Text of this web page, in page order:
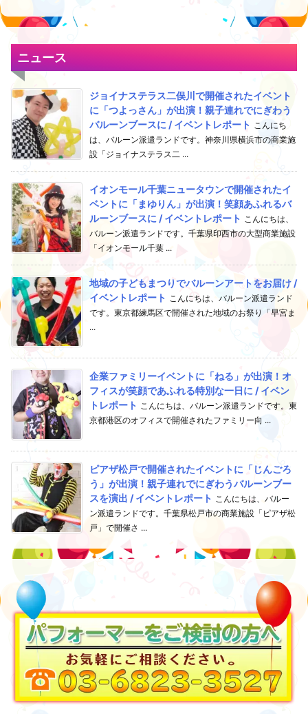
ニュース
ジョイナステラス二俣川で開催されたイベント
に「つよっさん」が出演！親子連れでにぎわう
バルーンブースに / イベントレポート
こんにち
は、バルーン派遣ランドです。神奈川県横浜市の商業施
設「ジョイナステラス二 ...
イオンモール千葉ニュータウンで開催されたイ
ベントに「まゆりん」が出演！笑顔あふれるバ
ルーンブースに / イベントレポート
こんにちは、
バルーン派遣ランドです。千葉県印西市の大型商業施設
「イオンモール千葉 ...
地域の子どもまつりでバルーンアートをお届け /
イベントレポート
こんにちは、バルーン派遣ランド
です。東京都練馬区で開催された地域のお祭り「早宮ま
...
企業ファミリーイベントに「ねる」が出演！オ
フィスが笑顔であふれる特別な一日に / イベン
トレポート
こんにちは、バルーン派遣ランドです。東
京都港区のオフィスで開催されたファミリー向 ...
ピアザ松戸で開催されたイベントに「じんごろ
う」が出演！親子連れでにぎわうバルーンブー
スを演出 / イベントレポート
こんにちは、バルー
ン派遣ランドです。千葉県松戸市の商業施設「ピアザ松
戸」で開催さ ...